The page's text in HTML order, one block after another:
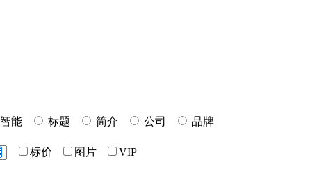
智能
标题 简介 公司
品牌
标价 图片
VIP